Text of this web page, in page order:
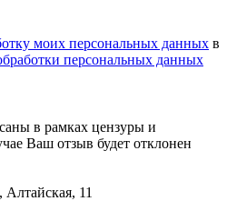
моих персональных данных в
персональных данных
в рамках цензуры и
Ваш отзыв будет отклонен
Алтайская, 11